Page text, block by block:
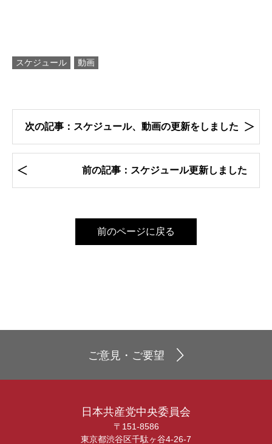
スケジュール 動画
次の記事：スケジュール、動画の更新をしました
前の記事：スケジュール更新しました
前のページに戻る
ご意見・ご要望
日本共産党中央委員会
〒151-8586
東京都渋谷区千駄ヶ谷4-26-7